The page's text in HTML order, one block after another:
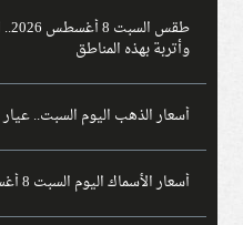
وأتربة بهذه المناطق
أسعار الذهب اليوم السبت.. عيار 21 يلامس الـ 7 آلاف جنيها
أسعار الأسماك اليوم السبت 8 أغسطس 2026